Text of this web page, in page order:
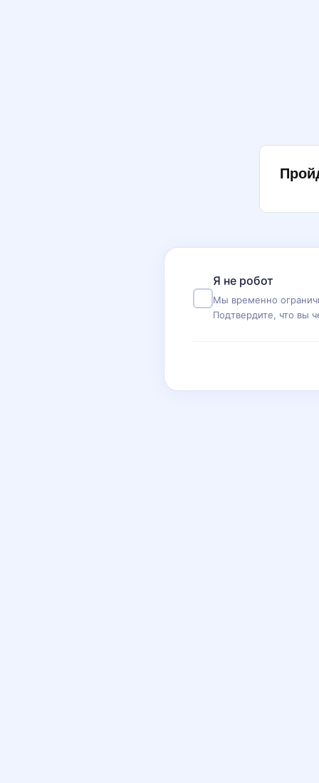
Я не робот
Мы временно
Подтвердите, что вы